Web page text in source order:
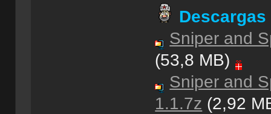
Descargas
Sniper and
(53,8 MB)
Sniper and
1.1.7z (2,92